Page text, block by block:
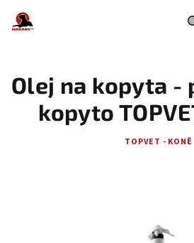
obsah
Olej na kopyta -
kopyto
TOPVET - KONĚ